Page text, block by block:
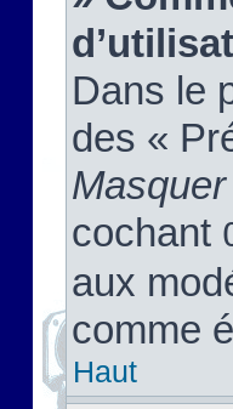
Dans le
des «
cochant
aux
comme
Haut